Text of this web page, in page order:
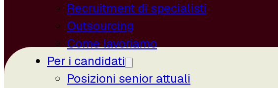
Recruitment di specialisti
Outsourcing
Come lavoriamo
Per i candidati
Posizioni senior attuali